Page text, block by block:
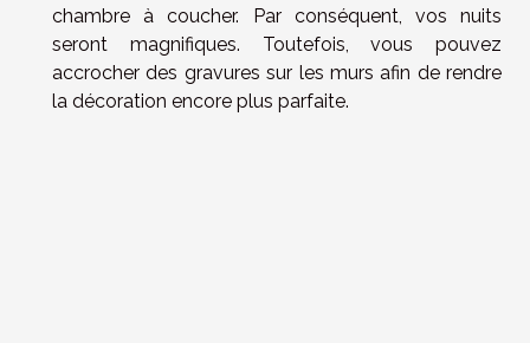
chambre à coucher. Par conséquent, vos nuits
seront magnifiques. Toutefois, vous pouvez
accrocher des gravures sur les murs afin de rendre
la décoration encore plus parfaite.